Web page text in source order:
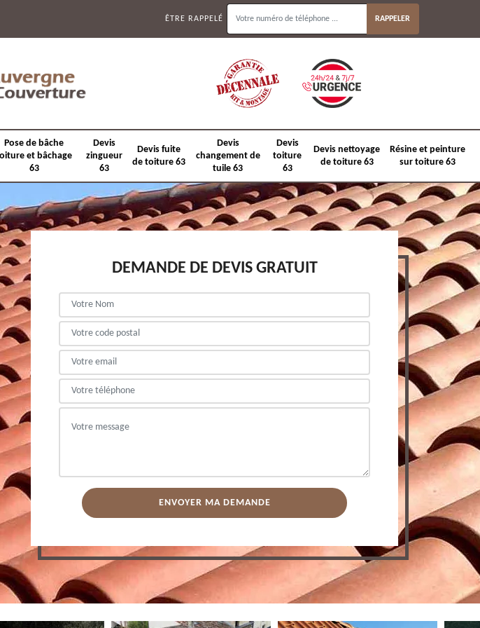
ÊTRE RAPPELÉ
Pose de bâche
et bâchage
63
Devis
zingueur
63
Devis fuite
de toiture 63
Devis
changement de
tuile 63
Devis
toiture
63
Devis nettoyage
de toiture 63
Résine et peinture
sur toiture 63
DEMANDE DE DEVIS GRATUIT